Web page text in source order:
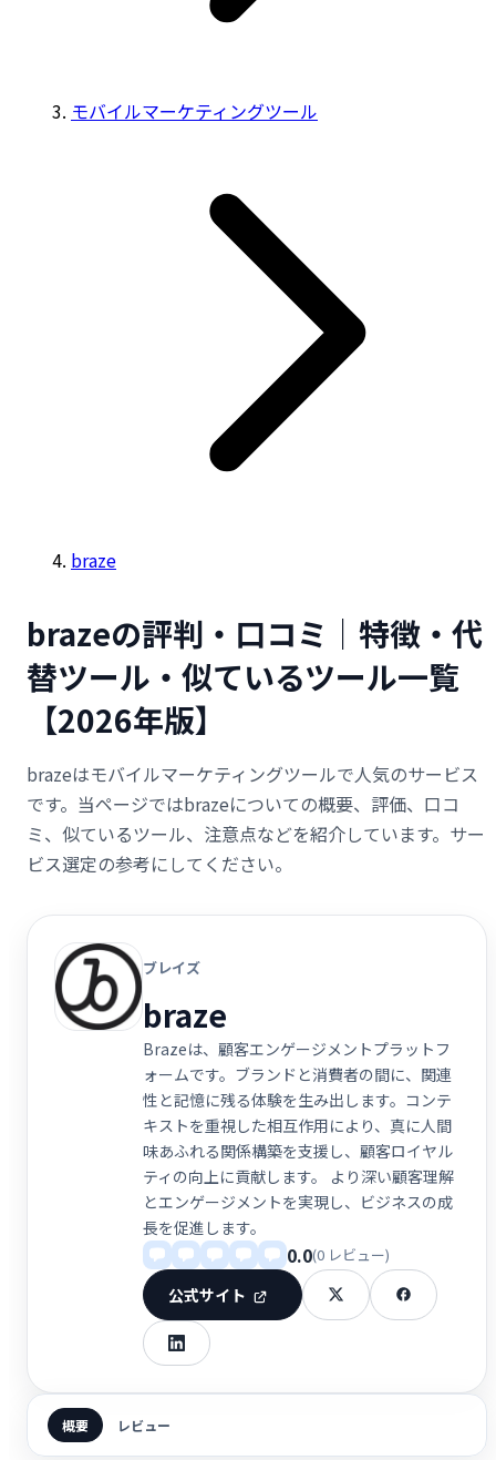
モバイルマーケティングツール
braze
brazeの評判・口コミ｜特徴・代
替ツール・似ているツール一覧
【2026年版】
brazeはモバイルマーケティングツールで人気のサービス
です。当ページではbrazeについての概要、評価、口コ
ミ、似ているツール、注意点などを紹介しています。サー
ビス選定の参考にしてください。
ブレイズ
braze
Brazeは、顧客エンゲージメントプラットフ
ォームです。ブランドと消費者の間に、関連
性と記憶に残る体験を生み出します。コンテ
キストを重視した相互作用により、真に人間
味あふれる関係構築を支援し、顧客ロイヤル
ティの向上に貢献します。 より深い顧客理解
とエンゲージメントを実現し、ビジネスの成
長を促進します。
0.0(0 レビュー)
公式サイト
概要 レビュー